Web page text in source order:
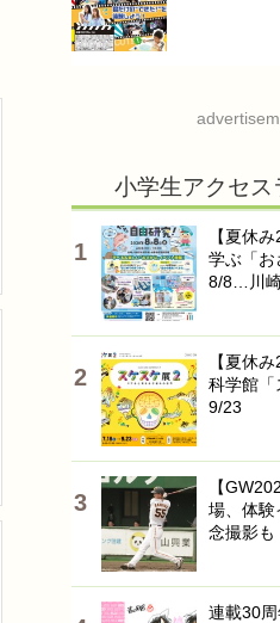
小学生アクセス
【夏休
学ぶ「お
8/8…川
【夏休
科学館「
9/23
【
場、体
念撮影も
連載30